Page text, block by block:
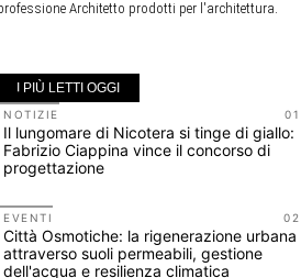
Architetto prodotti per l'architettura.
I PIÙ LETTI OGGI
01
NOTIZIE
Il lungomare di Nicotera si tinge di giallo:
Fabrizio Ciappina vince il concorso di
progettazione
02
EVENTI
Città Osmotiche: la rigenerazione urbana
attraverso suoli permeabili, gestione
dell'acqua e resilienza climatica